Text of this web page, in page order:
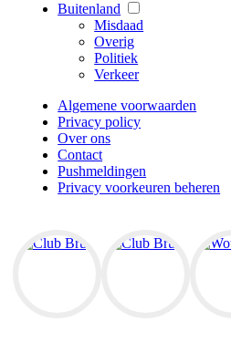
Buitenland
Misdaad
Overig
Politiek
Verkeer
Algemene voorwaarden
Privacy policy
Over ons
Contact
Pushmeldingen
Privacy voorkeuren beheren